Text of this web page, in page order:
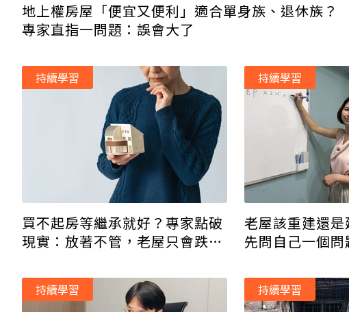
地上權房屋「便宜又便利」適合單身族、退休族？
專家直指一問題：誤會大了
買不起房等繼承就好？專家點破
現實：放著不管，老屋只會跌價
持續學習
老屋該重建還是
先問自己一個
持續學習
持續學習 持續學習